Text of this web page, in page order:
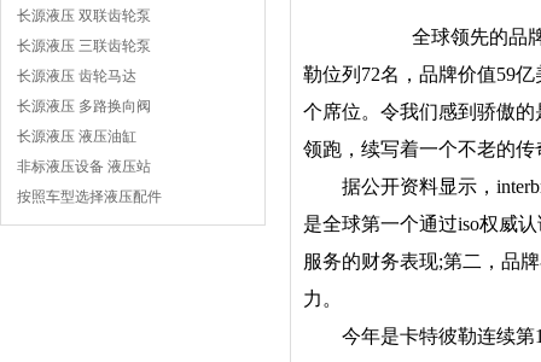
长源液压 双联齿轮泵
长源液压 三联齿轮泵
长源液压 齿轮马达
长源液压 多路换向阀
长源液压 液压油缸
非标液压设备 液压站
按照车型选择液压配件
全球领先的品
勒位列72名，品牌价值59
个席位。令我们感到骄傲
领跑，续写着一个不老的传
据公开资料显示，
是全球第一个通过iso权威
服务的财务表现;第二，品
力。
今年是卡特彼勒连续第